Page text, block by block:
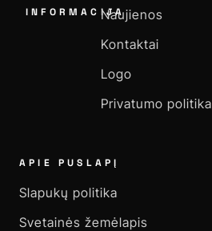
INFORMACIJANaujienos
Kontaktai
Logo
Privatumo politika
APIE PUSLAPĮ
Slapukų politika
Svetainės žemėlapis